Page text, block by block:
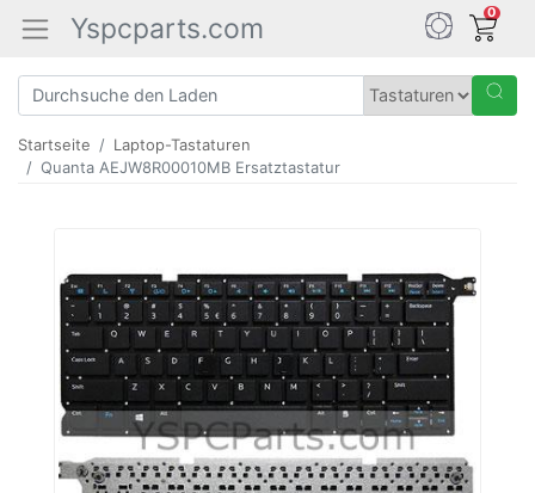
Yspcparts.com 0
Startseite
Laptop-Tastaturen
Quanta AEJW8R00010MB Ersatztastatur